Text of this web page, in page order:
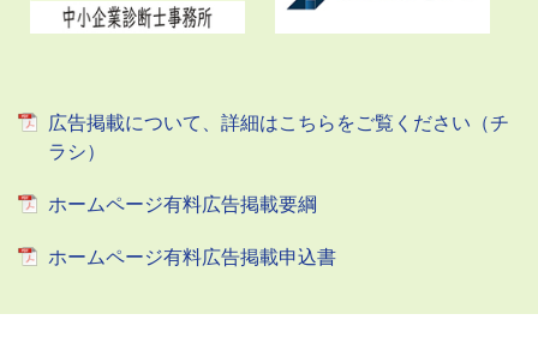
広告掲載について、詳細はこちらをご覧ください（チ
ラシ）
ホームページ有料広告掲載要綱
ホームページ有料広告掲載申込書